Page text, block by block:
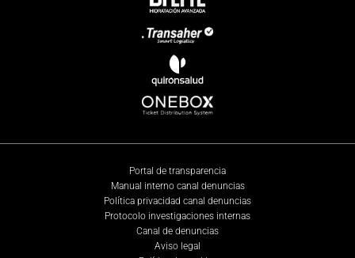
Portal de transparencia
Manual interno canal denuncias
Política privacidad canal denuncias
Protocolo investigaciones internas
Canal de denuncias
Aviso legal